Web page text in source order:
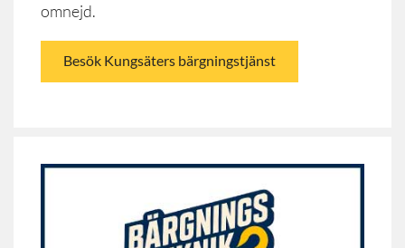
omnejd.
Besök Kungsäters bärgningstjänst